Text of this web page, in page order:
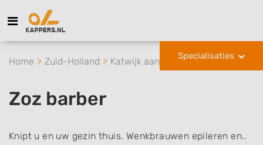
Specialisaties
Home Zuid-Holland Katwijk aan Zee Zoz barber
Zoz barber
Knipt u en uw gezin thuis. Wenkbrauwen epileren en..